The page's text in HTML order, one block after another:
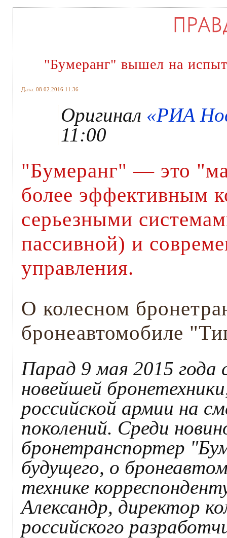
"Бумеранг" вышел на
Дата: 08.02.2016 11:36
Оригинал «РИА
11:00
"Бумеранг" — это
более эффективным
серьезными
пассивной) и
управления.
О колесном
бронеавтомобиле
Парад 9 мая 2015 года
новейшей
российской армии на
поколений. Среди
бронетранспортер
будущего, о
технике
Александр, директор
российского